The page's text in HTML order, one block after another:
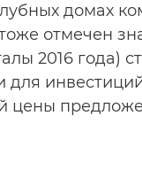
домах
отмечен
2016 года)
цены